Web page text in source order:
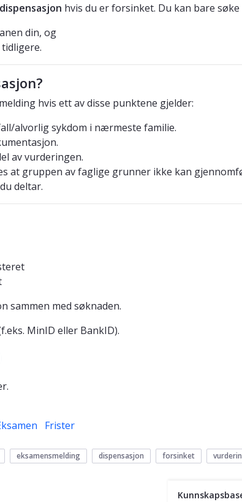
dispensasjon hvis du er forsinket. Du kan bare søke
din, og
hvis ett av disse punktene gjelder:
alvorlig sykdom i nærmeste familie.
av vurderingen.
at gruppen av faglige grunner ikke kan
deltar.
sammen med søknaden.
MinID eller BankID).
Frister
eksamensmelding dispensasjon forsinket